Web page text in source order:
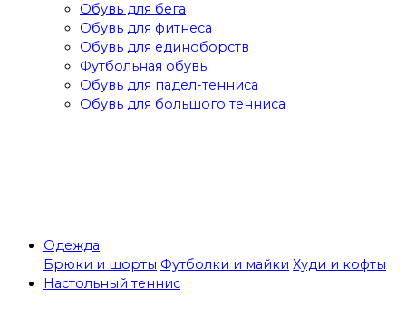
Обувь для бега
Обувь для фитнеса
Обувь для единоборств
Футбольная обувь
Обувь для падел-тенниса
Обувь для большого тенниса
Одежда
Брюки и шорты Футболки и майки Худи и кофты
Настольный теннис